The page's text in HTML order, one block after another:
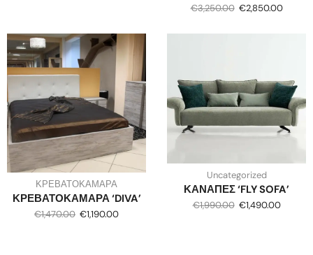
€3,250.00 €2,850.00
ΚΡΕΒΑΤΟΚΑΜΑΡΑ
ΚΡΕΒΑΤΟΚΑΜΑΡΑ ‘DIVA’
€1,470.00 €1,190.00
Uncategorized
ΚΑΝΑΠΕΣ ‘FLY SOFA’
€1,990.00 €1,490.00